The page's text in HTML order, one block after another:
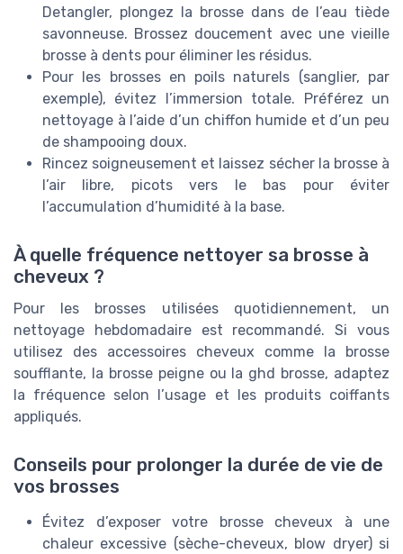
Detangler, plongez la brosse dans de l’eau tiède
savonneuse. Brossez doucement avec une vieille
brosse à dents pour éliminer les résidus.
Pour les brosses en poils naturels (sanglier, par
exemple), évitez l’immersion totale. Préférez un
nettoyage à l’aide d’un chiffon humide et d’un peu
de shampooing doux.
Rincez soigneusement et laissez sécher la brosse à
l’air libre, picots vers le bas pour éviter
l’accumulation d’humidité à la base.
À quelle fréquence nettoyer sa brosse à
cheveux ?
Pour les brosses utilisées quotidiennement, un
nettoyage hebdomadaire est recommandé. Si vous
utilisez des accessoires cheveux comme la brosse
soufflante, la brosse peigne ou la ghd brosse, adaptez
la fréquence selon l’usage et les produits coiffants
appliqués.
Conseils pour prolonger la durée de vie de
vos brosses
Évitez d’exposer votre brosse cheveux à une
chaleur excessive (sèche-cheveux, blow dryer) si